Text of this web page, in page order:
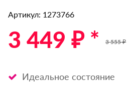
Артикул: 1273766
3 449 ₽ * 3 555 ₽
Идеальное состояние